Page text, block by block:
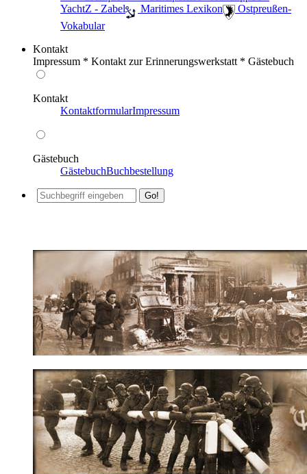
YachtZ - Zabel ️ Maritimes Lexikon
️ Ostpreußen-
Vokabular
Kontakt
Impressum * Kontakt zur Erinnerungswerkstatt * Gästebuch
Kontakt
KontaktformularImpressum
Gästebuch
GästebuchBuchbestellung